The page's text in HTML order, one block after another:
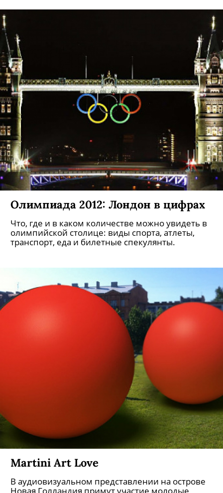
Олимпиада 2012: Лондон в цифрах
Что, где и в каком количестве можно увидеть в
олимпийской столице: виды спорта, атлеты,
транспорт, еда и билетные спекулянты.
Martini Art Love
В аудиовизуальном представлении на острове